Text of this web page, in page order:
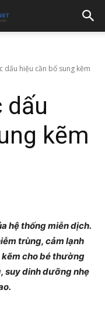
dấu hiệu cần bổ sung kẽm
dấu
kẽm
hệ thống miễn dịch.
trùng, cảm lạnh
kẽm cho bé thường
suy dinh dưỡng nhẹ